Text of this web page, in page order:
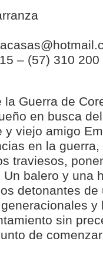
– (57) 310 200
Guerra de
en busca
y viejo amigo
en la
traviesos,
balero y una
detonantes de
y
sin
de